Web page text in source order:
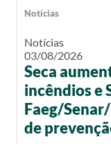
Notícias
Notícias
03/08/2026
Seca
incêndios e
Faeg/
de